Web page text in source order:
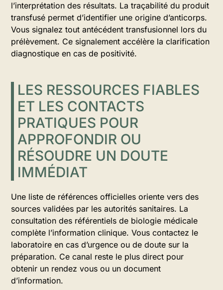
l’interprétation des résultats. La traçabilité du produit
transfusé permet d’identifier une origine d’anticorps.
Vous signalez tout antécédent transfusionnel lors du
prélèvement. Ce signalement accélère la clarification
diagnostique en cas de positivité.
LES RESSOURCES FIABLES
ET LES CONTACTS
PRATIQUES POUR
APPROFONDIR OU
RÉSOUDRE UN DOUTE
IMMÉDIAT
Une liste de références officielles oriente vers des
sources validées par les autorités sanitaires. La
consultation des référentiels de biologie médicale
complète l’information clinique. Vous contactez le
laboratoire en cas d’urgence ou de doute sur la
préparation. Ce canal reste le plus direct pour
obtenir un rendez vous ou un document
d’information.